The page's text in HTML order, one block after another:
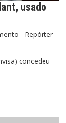
usado
- Repórter
concedeu